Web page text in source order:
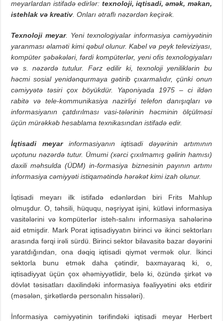
meyarlardan istifadə edirlər: texnoloji, iqtisadi, əmək, məkan,
istehlak və kreativ. Onları ətraflı nəzərdən keçirək.
Texnoloji meyar. Yeni texnologiyalar informasiya cəmiyyətinin
yaranması əlaməti kimi qəbul olunur. Kabel və peyk televiziyası,
kompüter şəbəkələri, fərdi kompüterlər, yeni ofis texnologiyaları
və s. nəzərdə tutulur. Fərz edilir ki, texnoloji yeniliklərin bu
həcmi sosial yenidənqurmaya gətirib çıxarmalıdır, çünki onun
cəmiyyətə təsiri çox böyükdür. Yaponiyada 1975 – ci ildən
rabitə və tele-kommunikasiya nazirliyi telefon danışıqları və
informasiyanın çatdırılması vasi-tələrinin həcminin ölçülməsi
üçün mürəkkəb hesablama texnikasından istifadə edir.
İqtisadi meyarinformasiyanın iqtisadi dəyərinin artımının
uçotunu nəzərdə tutur. Ümumi (xərci çıxılmamış gəlirin hamısı)
daxili məhsulda (ÜDM) in-formasiya biznesinin payının artımı
informasiya cəmiyyəti istiqamətində hərəkət kimi izah olunur.
İqtisadi meyarı ilk istifadə edənlərdən biri Frits Mahlup
olmuşdur. O, təhsili, hüququ, nəşriyyat işini, kütləvi informasiya
vasitələrini və kompüterlər isteh-salını informasiya sahələrinə
aid etmişdir. Mark Porat iqtisadiyyatın birinci və ikinci sektorları
arasında fərqi irəli sürdü. Birinci sektor bilavasitə bazar dəyərini
yaratdığından, ona dəqiq iqtisadi qiymət vermək olur. İkinci
sektorla bunu etmək daha çətindir, baxmayaraq ki, o,
iqtisadiyyat üçün çox əhəmiyyətlidir, belə ki, özündə şirkət və
dövlət təsisatları daxilindəki informasiya fəaliyyətini əks etdirir
(məsələn, şirkətlərdə personalın hissələri).
İnformasiya cəmiyyətinin tərifindəki iqtisadi meyar Herbert